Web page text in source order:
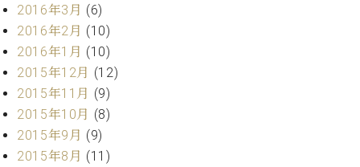
マ
サ
ー
ビ
ス
(
調
律
)
2016年3月 (6)
2016年2月 (10)
2016年1月 (10)
2015年12月 (12)
2015年11月 (9)
2015年10月 (8)
2015年9月 (9)
2015年8月 (11)